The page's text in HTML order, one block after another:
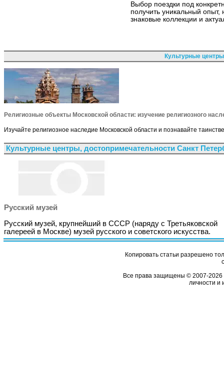
Выбор поездки под
получить уникальный
знаковые коллекции и
Культурные
Религиозные объекты Московской области: изучение религиозного
Изучайте религиозное наследие Московской области и познавайте
Культурные центры, достопримечательности Санкт
Русский музей
Русский музей, крупнейший в СССР (наряду с Третьяковской
галереей в Москве) музей русского и советского искусства.
Копировать статьи разрешено
Все права защищены © 2007-2026
личности и